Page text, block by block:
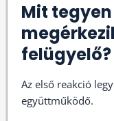
Mit
felügyelő?
Az első reakció
együttműködő.